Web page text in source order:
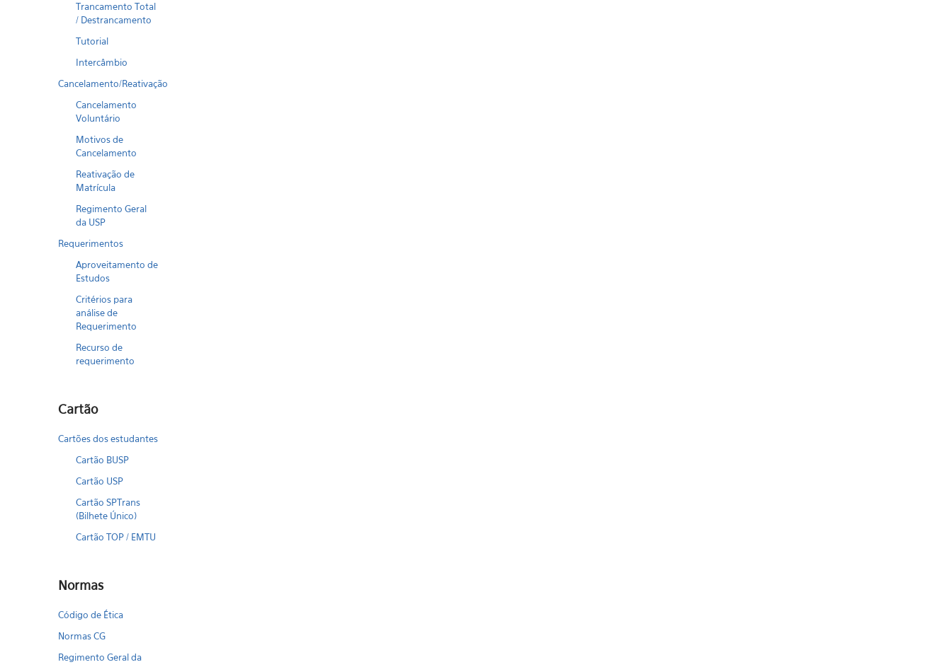
Trancamento Total
/ Destrancamento
Tutorial
Intercâmbio
Cancelamento/Reativação
Cancelamento
Voluntário
Motivos de
Cancelamento
Reativação de
Matrícula
Regimento Geral
da USP
Requerimentos
Aproveitamento de
Estudos
Critérios para
análise de
Requerimento
Recurso de
requerimento
Cartão
Cartões dos estudantes
Cartão BUSP
Cartão USP
Cartão SPTrans
(Bilhete Único)
Cartão TOP / EMTU
Normas
Código de Ética
Normas CG
Regimento Geral da